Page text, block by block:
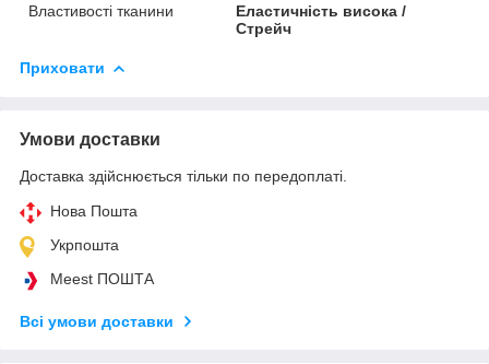
Властивості тканини
Еластичність висока /
Стрейч
Приховати
Умови доставки
Доставка здійснюється тільки по передоплаті.
Нова Пошта
Укрпошта
Meest ПОШТА
Всі умови доставки